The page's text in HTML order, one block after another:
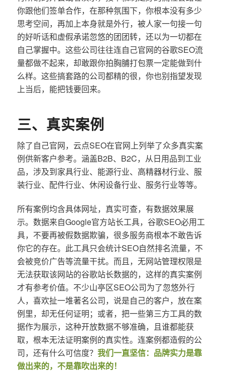
你跟他们签单合作，在那种氛围下，你根本没有多少
思考空间，再加上本身就是外行，被人家一句接一句
的好听话和虚假承诺忽悠的团团转，还以为一切都在
自己掌握中。这些公司往往连自己官网的谷歌SEO流
量都做不起来，却敢跟你拍胸脯打包票一定能做到什
么样。这些搞套路的公司都精的很，你也别指望发现
上当后，能把钱要回来。
三、真实案例
除了自己官网，云点SEO在官网上列举了众多真实案
例供新客户参考。涵盖B2B、B2C，从日用品到工业
品，涉及到家具行业、能源行业、高精器材行业、服
装行业、配件行业、休闲设备行业、服务行业等等。
所有案例均含具体网址，真实可查，有数据效果展
示。数据来自Google官方站长工具，谷歌SEO必用工
具，不要再被假数据欺骗，很多服务商根本不敢告诉
你它的存在。此工具只会统计SEO自然排名流量，不
会被竞价广告等流量干扰。而且，无网站管理权限是
无法获取该网站的谷歌站长数据的，这样的真实案例
才有参考价值。不少山亭区SEO公司为了忽悠外行
人，喜欢扯一堆著名公司，说是自己的客户，放在案
例里，却无任何证明；或者，把一些第三方工具的数
据作为展示，这种开放数据不够准确，且谁都能获
取，根本无法证明案例的真实性。连案例都造假的公
司，还有什么可信度？ 我们一直坚信：品牌实力是靠
做出来的，不是靠吹出来的！